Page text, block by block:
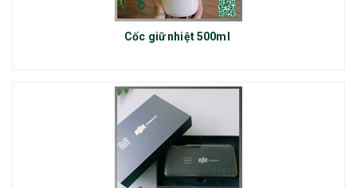
Cốc giữ nhiệt 500ml